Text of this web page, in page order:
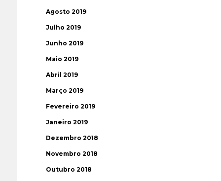
Agosto 2019
Julho 2019
Junho 2019
Maio 2019
Abril 2019
Março 2019
Fevereiro 2019
Janeiro 2019
Dezembro 2018
Novembro 2018
Outubro 2018